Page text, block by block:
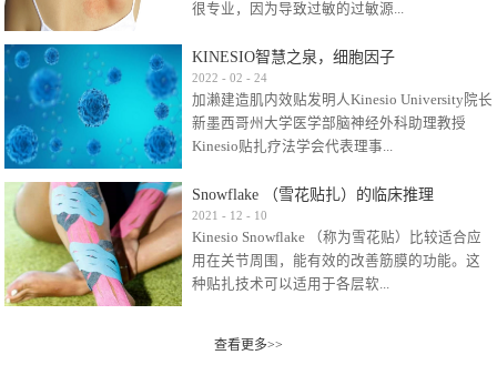
很专业，因为导致过敏的过敏源...
很多，比如试穿件衣服有时都会过敏，特定条
件下吃东西有时也会过敏，难道不吃不穿了？
其他品牌的在此我们不予评价，就KINESIO肌内
效贴布来说，40多年的研究开发制造肌内效贴
比如我本人，几乎天天接触KINESIO肌内效，无
论从皮肤适应性还是本人皮肤本身就不属于不
易过敏的那种，基本不会有过敏瘙痒的情况。
但是，当身体不适、休息不好、持续紧张等特
殊因素的影响下，有时还是会出现瘙痒过敏的
前后后居家近30天左右，感觉日子都日夜颠倒
KINESIO智慧之泉，细胞因子
2022 - 02 - 24
加濑建造肌内效贴发明人Kinesio University院长
新墨西哥州大学医学部脑神经外科助理教授
Kinesio贴扎疗法学会代表理事...
Kinesio Taping Association International
（KTAI）名誉会长 身体具有免疫、疼痛、细胞
破坏、发热、修复、增殖、再生等自然愈合能
力。 多作为细胞因子存在于皮肤表皮、真皮、
扎疗法）的效果是通过创造一个环境，使每种
Snowflake （雪花贴扎）的临床推理
2021 - 12 - 10
Kinesio Snowflake （称为雪花贴）比较适合应
用在关节周围，能有效的改善筋膜的功能。这
种贴扎技术可以适用于各层软...
组织:肌肉，肌腱，韧带（主要围绕有问题的关
查看更多>>